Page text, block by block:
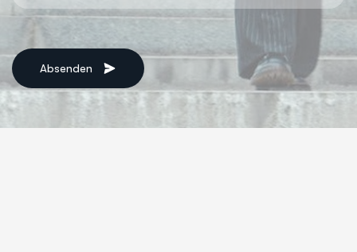
Absenden